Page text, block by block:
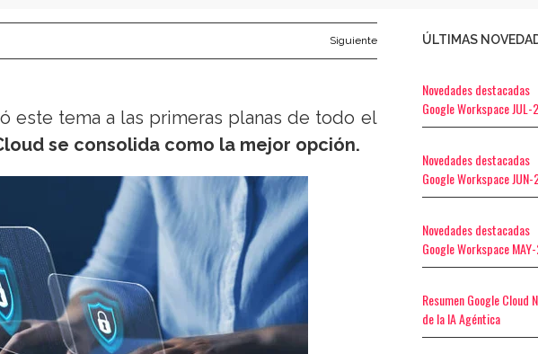
Siguiente
este tema a las primeras planas de todo el
se consolida como la mejor opción.
ÚLTIMAS
Novedades destacadas
Google Workspace JUL-
Novedades destacadas
Google Workspace
Novedades destacadas
Google Workspace
Resumen Google Cloud
de la IA Agéntica